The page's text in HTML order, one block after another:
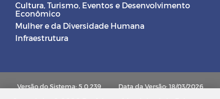
Cultura, Turismo, Eventos e Desenvolvimento
Econômico
Mulher e da Diversidade Humana
Infraestrutura
Versão do Sistema: 5.0.239 Data da Versão: 18/03/2026